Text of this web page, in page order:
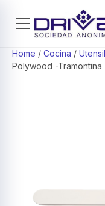
Home / Cocina /
Polywood -Tramontina